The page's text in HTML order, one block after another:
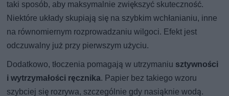
taki sposób, aby maksymalnie zwiększyć skuteczność.
Niektóre układy skupiają się na szybkim wchłanianiu, inne
na równomiernym rozprowadzaniu wilgoci. Efekt jest
odczuwalny już przy pierwszym użyciu.
Dodatkowo, tłoczenia pomagają w utrzymaniu sztywności
i wytrzymałości ręcznika. Papier bez takiego wzoru
szybciej się rozrywa, szczególnie gdy nasiąknie wodą.